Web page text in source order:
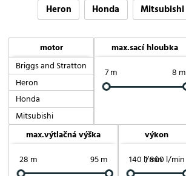
Heron
Honda Mitsubishi
motor
Briggs and Stratton
Heron
Honda
Mitsubishi
max.sací hloubka
7 m
8 m
max.výtlačná výška
28 m
95 m
výkon
140 l/min1 800 l/min